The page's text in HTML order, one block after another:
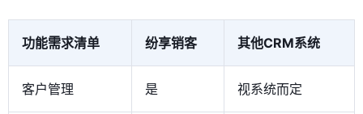
功能需求清单 纷享销客 其他CRM系统
客户管理 是 视系统而定